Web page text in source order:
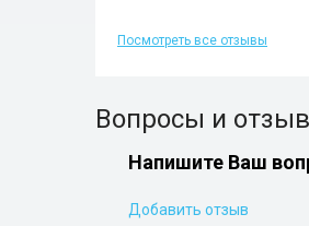
Посмотреть все отзывы
Вопросы и
Напишите Ваш
Добавить отзыв